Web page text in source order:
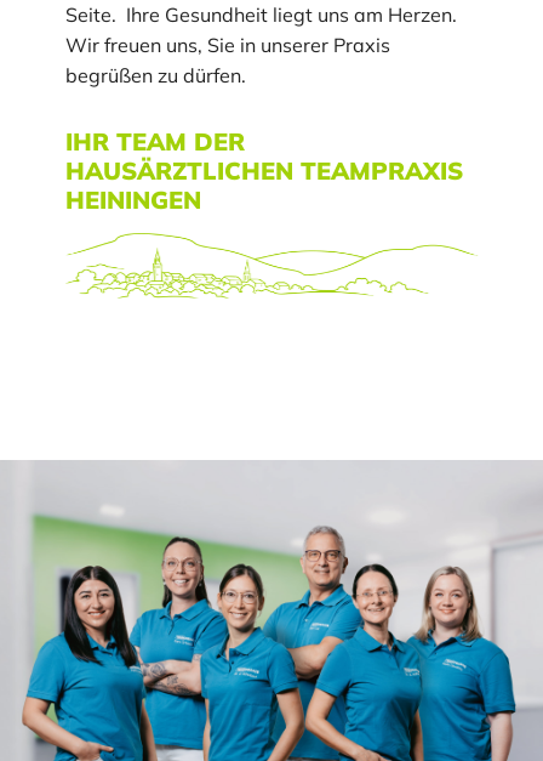
Seite. Ihre Gesundheit liegt uns am Herzen.
Wir freuen uns, Sie in unserer Praxis
begrüßen zu dürfen.
IHR TEAM DER
HAUSÄRZTLICHEN TEAMPRAXIS
HEININGEN